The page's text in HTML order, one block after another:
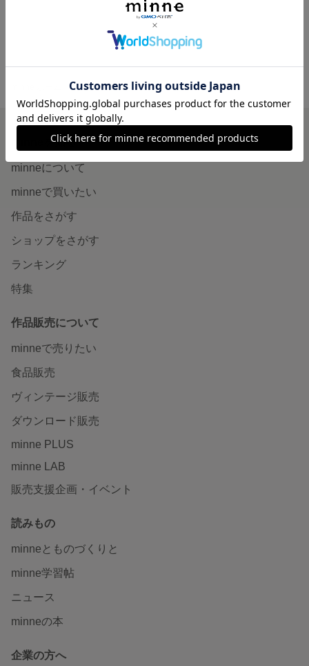
アミトネコが作ったもの の作品一覧
minneを知る
minneについて
minneで買いたい
作品をさがす
ショップをさがす
ランキング
特集
作品販売について
minneで売りたい
食品販売
ヴィンテージ販売
ダウンロード販売
minne PLUS
minne LAB
販売支援企画・イベント
読みもの
minneとものづくりと
minne学習帖
ニュース
minneの本
企業の方へ